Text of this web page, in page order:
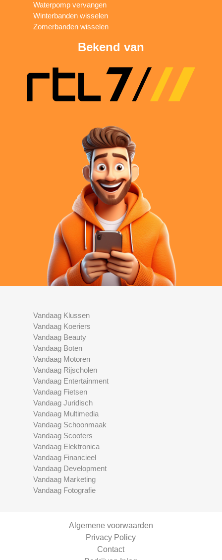
Waterpomp vervangen
Winterbanden wisselen
Zomerbanden wisselen
Bekend van
Vandaag Klussen
Vandaag Koeriers
Vandaag Beauty
Vandaag Boten
Vandaag Motoren
Vandaag Rijscholen
Vandaag Entertainment
Vandaag Fietsen
Vandaag Juridisch
Vandaag Multimedia
Vandaag Schoonmaak
Vandaag Scooters
Vandaag Elektronica
Vandaag Financieel
Vandaag Development
Vandaag Marketing
Vandaag Fotografie
Algemene voorwaarden
Privacy Policy
Contact